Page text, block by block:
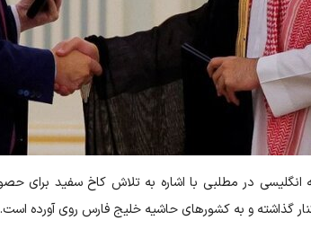
انگلیسی در مطلبی با اشاره به تلاش کاخ سفید برای
کنار گذاشته و به کشورهای حاشیه خلیج فارس روی آورده است.